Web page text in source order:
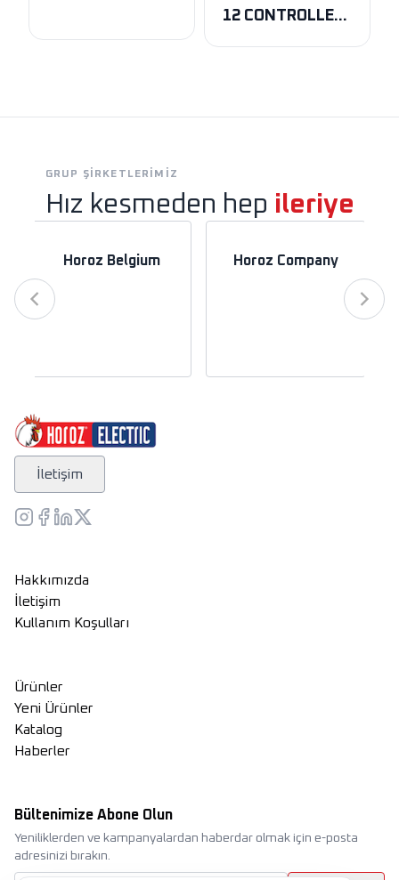
12 CONTROLLER
GRUP ŞIRKETLERIMIZ
Hız kesmeden hep ileriye
Horoz Belgium Horoz Company
İletişim
Hakkımızda
İletişim
Kullanım Koşulları
Ürünler
Yeni Ürünler
Katalog
Haberler
Bültenimize Abone Olun
Yeniliklerden ve kampanyalardan haberdar olmak için e-posta
adresinizi bırakın.